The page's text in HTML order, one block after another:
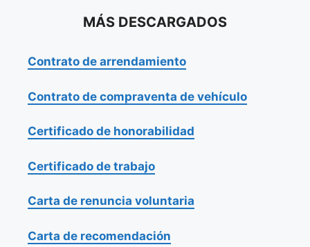
MÁS DESCARGADOS
Contrato de arrendamiento
Contrato de compraventa de vehículo
Certificado de honorabilidad
Certificado de trabajo
Carta de renuncia voluntaria
Carta de recomendación